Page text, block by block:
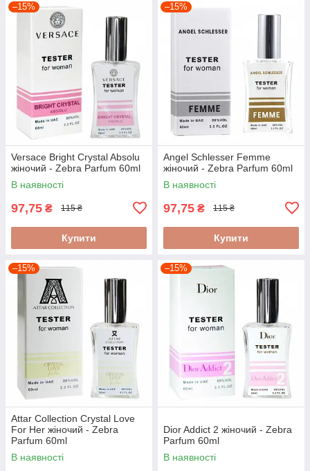
–15%
Versace Bright Crystal Absolu
жіночий - Zebra Parfum 60ml
В наявності
97,75 ₴ 115 ₴
Купити
–15%
Angel Schlesser Femme
жіночий - Zebra Parfum 60ml
В наявності
97,75 ₴ 115 ₴
Купити
–15%
Attar Collection Crystal Love
For Her жіночий - Zebra
Parfum 60ml
В наявності
–15%
Dior Addict 2 жіночий - Zebra
Parfum 60ml
В наявності